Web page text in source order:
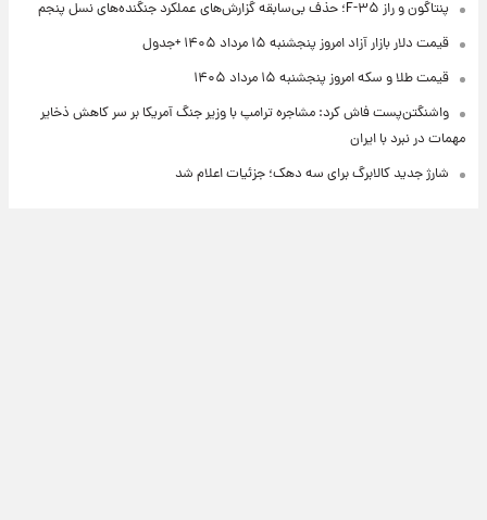
پنتاگون و راز F-۳۵؛ حذف بی‌سابقه گزارش‌های عملکرد جنگنده‌های نسل پنجم
قیمت دلار بازار آزاد امروز پنجشنبه ۱۵ مرداد ۱۴۰۵ +جدول
قیمت طلا و سکه امروز پنجشنبه ۱۵ مرداد ۱۴۰۵
واشنگتن‌پست فاش کرد: مشاجره ترامپ با وزیر جنگ آمریکا بر سر کاهش ذخایر
مهمات در نبرد با ایران
شارژ جدید کالابرگ برای سه دهک؛ جزئیات اعلام شد